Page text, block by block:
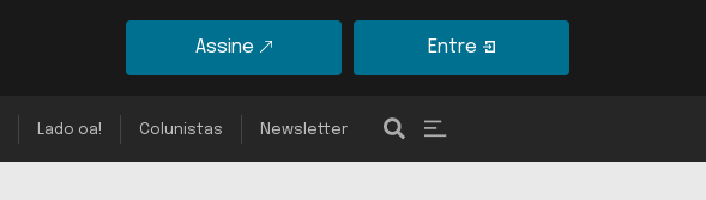
Assine Entre
Lado oa! Colunistas Newsletter